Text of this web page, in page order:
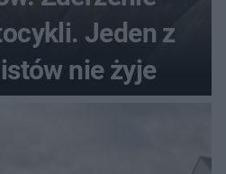
Jeden z
nie żyje